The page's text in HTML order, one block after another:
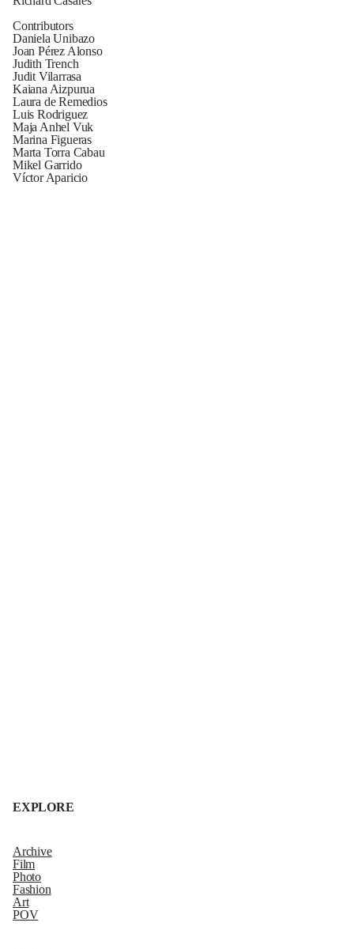
Contributors
Daniela Unibazo
Joan Pérez Alonso
Judith Trench
Judit Vilarrasa
Kaiana Aizpurua
Laura de Remedios
Luis Rodriguez
Maja Anhel Vuk
Marina Figueras
Marta Torra Cabau
Mikel Garrido
Víctor Aparicio
EXPLORE
Archive
Film
Photo
Fashion
Art
POV